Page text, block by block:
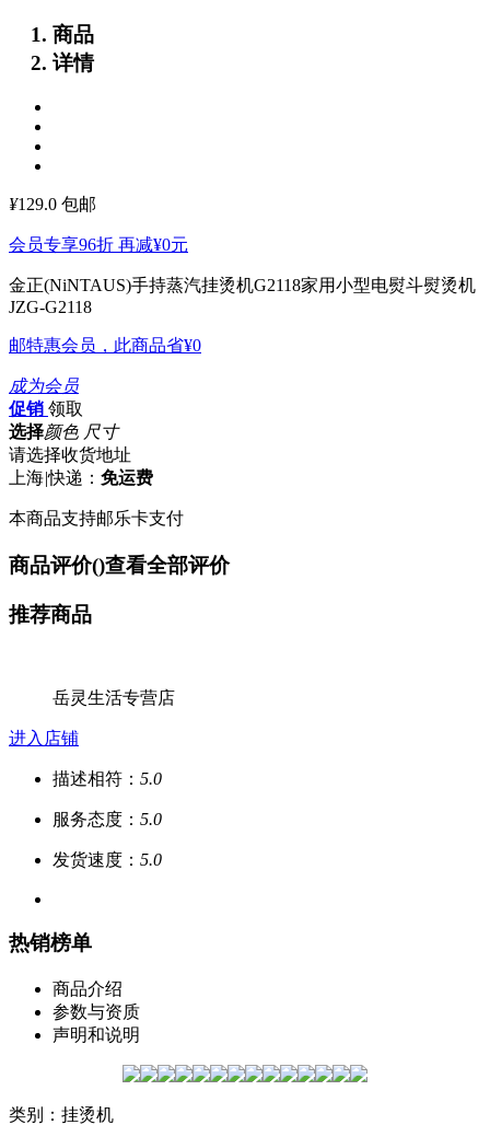
商品
详情
¥129.0 包邮
会员专享96折 再减¥0元
金正(NiNTAUS)手持蒸汽挂烫机G2118家用小型电熨斗熨烫机
JZG-G2118
邮特惠会员，此商品省¥0
成为会员
促销 领取
选择颜色 尺寸
请选择收货地址
上海|快递： 免运费
本商品支持邮乐卡支付
商品评价()查看全部评价
推荐商品
岳灵生活专营店
进入店铺
描述相符： 5.0
服务态度： 5.0
发货速度： 5.0
热销榜单
商品介绍
参数与资质
声明和说明
类别：挂烫机